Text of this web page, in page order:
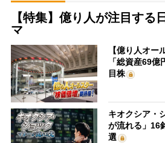
【特集】億り人が注目する
マ
【億り人オー
「総資産69
目株
キオクシア・
が流れる」
選